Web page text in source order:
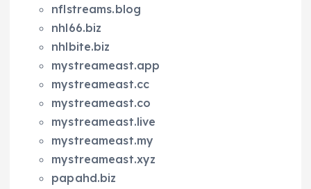
nflstreams.blog
nhl66.biz
nhlbite.biz
mystreameast.app
mystreameast.cc
mystreameast.co
mystreameast.live
mystreameast.my
mystreameast.xyz
papahd.biz